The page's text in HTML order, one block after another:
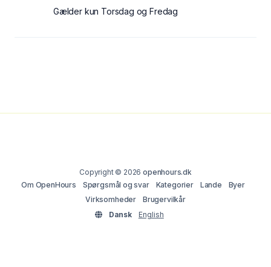
Gælder kun Torsdag og Fredag
Copyright © 2026openhours.dk
Om OpenHours
Spørgsmål og svar Kategorier Lande
Byer
Virksomheder
Brugervilkår
Dansk
English